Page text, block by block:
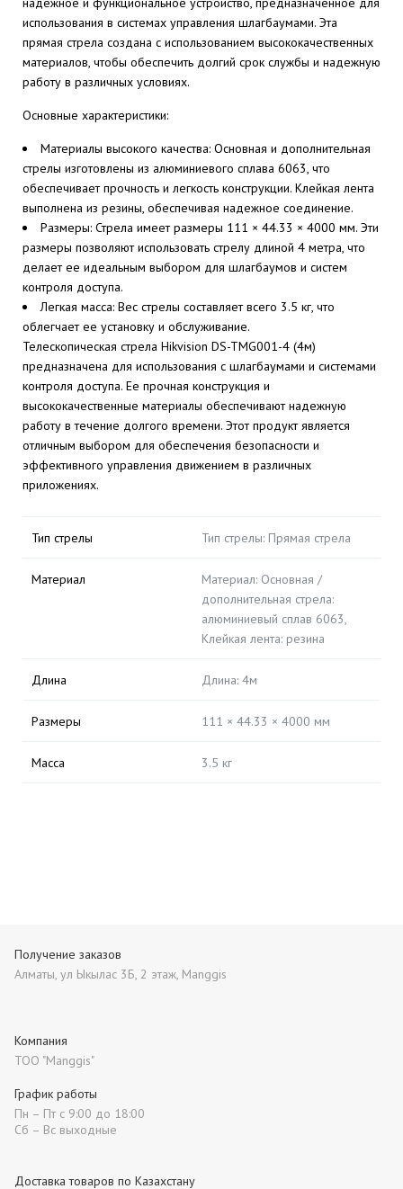
использования в системах управления шлагбаумами. Эта
прямая стрела создана с использованием высококачественных
материалов, чтобы обеспечить долгий срок службы и надежную
работу в различных условиях.
Основные характеристики:
Материалы высокого качества: Основная и дополнительная
стрелы изготовлены из алюминиевого сплава 6063, что
обеспечивает прочность и легкость конструкции. Клейкая лента
выполнена из резины, обеспечивая надежное соединение.
Размеры: Стрела имеет размеры 111 × 44.33 × 4000 мм. Эти
размеры позволяют использовать стрелу длиной 4 метра, что
делает ее идеальным выбором для шлагбаумов и систем
контроля доступа.
Легкая масса: Вес стрелы составляет всего 3.5 кг, что
облегчает ее установку и обслуживание.
Телескопическая стрела Hikvision DS-TMG001-4 (4м)
предназначена для использования с шлагбаумами и системами
контроля доступа. Ее прочная конструкция и
высококачественные материалы обеспечивают надежную
работу в течение долгого времени. Этот продукт является
отличным выбором для обеспечения безопасности и
эффективного управления движением в различных
приложениях.
Тип стрелы Тип стрелы: Прямая стрела
Материал
Материал: Основная /
дополнительная стрела:
алюминиевый сплав 6063,
Клейкая лента: резина
Длина Длина: 4м
Размеры 111 × 44.33 × 4000 мм
Масса 3.5 кг
Получение заказов
Алматы, ул Ыкылас 3Б, 2 этаж, Manggis
Компания
ТОО "Manggis"
Доставка товаров по Казахстану
График работы
Пн – Пт с 9:00 до 18:00
Сб – Вс выходные